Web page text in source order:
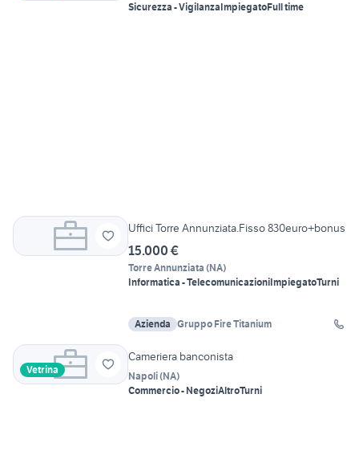
Sicurezza - VigilanzaImpiegatoFull time
Uffici Torre Annunziata.Fisso 830euro+bonus
15.000 €
Torre Annunziata (NA)
Informatica - TelecomunicazioniImpiegatoTurni
Azienda Gruppo Fire Titanium
Vetrina
Cameriera banconista
Napoli(NA)
Commercio - NegoziAltroTurni